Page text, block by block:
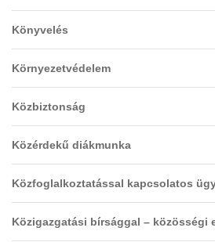
Könyvelés
Környezetvédelem
Közbiztonság
Közérdekű diákmunka
Közfoglalkoztatással kapcsolatos
Közigazgatási bírsággal – közösségi